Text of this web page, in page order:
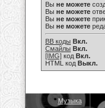
Вы не можете
Вы не можете
Вы не можете
Вы не можете
BB коды Вкл.
Смайлы Вкл.
[IMG] код Вкл.
HTML код Выкл.
Музыка